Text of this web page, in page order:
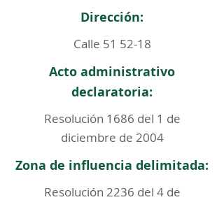
Dirección:
Calle 51 52-18
Acto administrativo
declaratoria:
Resolución 1686 del 1 de
diciembre de 2004
Zona de influencia delimitada:
Resolución 2236 del 4 de